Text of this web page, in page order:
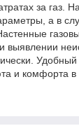
за газ.
а в
выявлении
и комфорта